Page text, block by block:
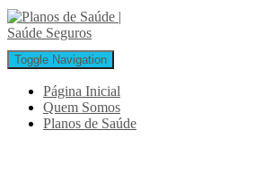
Toggle Navigation
Página Inicial
Quem Somos
Planos de Saúde